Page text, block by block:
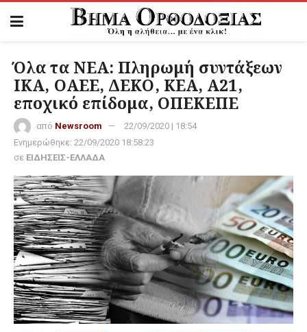
Όλα τα ΝΕΑ: Πληρωμή συντάξεων
ΙΚΑ, ΟΑΕΕ, ΔΕΚΟ, ΚΕΑ, Α21,
εποχικό επίδομα, ΟΠΕΚΕΠΕ
από Newsroom
22/09/2020 | 18:54
Ενημερώθηκε: 22/09/2020 18:58:23
σε ΕΙΔΗΣΕΙΣ-ΕΛΛΑΔΑ